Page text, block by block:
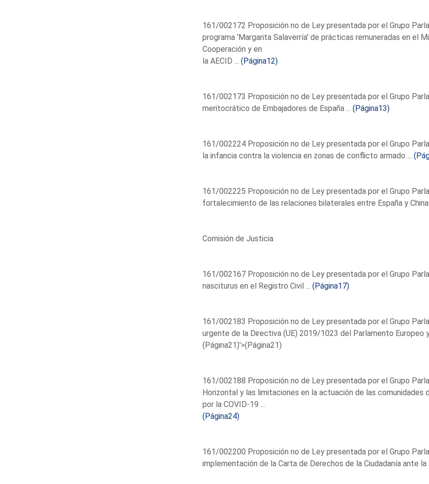
161/002172 Proposición no de Ley presentada por el Grupo
programa 'Margarita Salaverría' de prácticas remuneradas en el
Cooperación y en
la AECID ... (Página12)
161/002173 Proposición no de Ley presentada por el Grupo
meritocrático de Embajadores de España ... (Página13)
161/002224 Proposición no de Ley presentada por el Grupo
la infancia contra la violencia en zonas de conflicto armado ...
161/002225 Proposición no de Ley presentada por el Grupo
fortalecimiento de las relaciones bilaterales entre España y China
Comisión de Justicia
161/002167 Proposición no de Ley presentada por el Grupo
nasciturus en el Registro Civil ... (Página17)
161/002183 Proposición no de Ley presentada por el Grupo
urgente de la Directiva (UE) 2019/1023 del Parlamento Europeo
(Página21)'>(Página21)
161/002188 Proposición no de Ley presentada por el Grupo
Horizontal y las limitaciones en la actuación de las
por la COVID-19 ...
(Página24)
161/002200 Proposición no de Ley presentada por el Grupo
implementación de la Carta de Derechos de la Ciudadanía ante la